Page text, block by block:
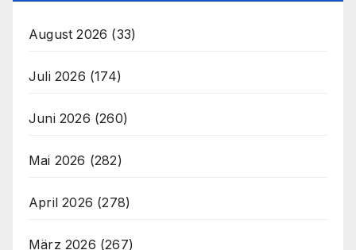
August 2026 (33)
Juli 2026 (174)
Juni 2026 (260)
Mai 2026 (282)
April 2026 (278)
März 2026 (267)